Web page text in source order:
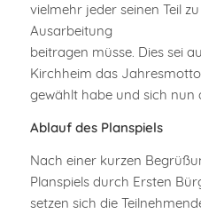
vielmehr jeder seinen Teil
Ausarbeitung
beitragen müsse. Dies sei
Kirchheim das
gewählt habe und sich nun
Ablauf des Planspiels
Nach einer kurzen
Planspiels durch Ersten
setzen sich die